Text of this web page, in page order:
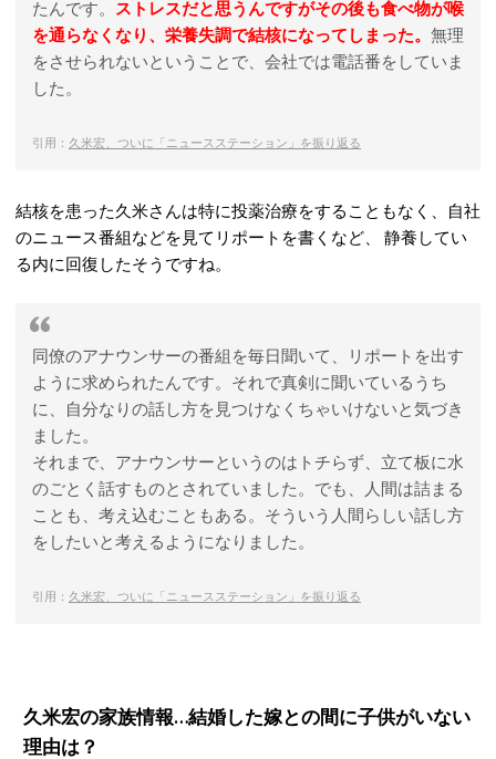
たんです。
ストレスだと思うんですがその後も食べ物が喉
を通らなくなり、栄養失調で結核になってしまった。 無理
をさせられないということで、会社では電話番をしていま
した。
引用： 久米宏、ついに「ニュースステーション」を振り返る
結核を患った久米さんは特に投薬治療をすることもなく、自社
のニュース番組などを見てリポートを書くなど、 静養してい
る内に回復したそうですね。
同僚のアナウンサーの番組を毎日聞いて、リポートを出す
ように求められたんです。それで真剣に聞いているうち
に、自分なりの話し方を見つけなくちゃいけないと気づき
ました。
それまで、アナウンサーというのはトチらず、立て板に水
のごとく話すものとされていました。でも、人間は詰まる
ことも、考え込むこともある。そういう人間らしい話し方
をしたいと考えるようになりました。
引用： 久米宏、ついに「ニュースステーション」を振り返る
久米宏の家族情報…結婚した嫁との間に子供がいない
理由は？